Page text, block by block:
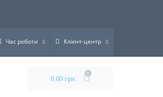
Час роботи Клієнт-центр
0.00 грн.
0